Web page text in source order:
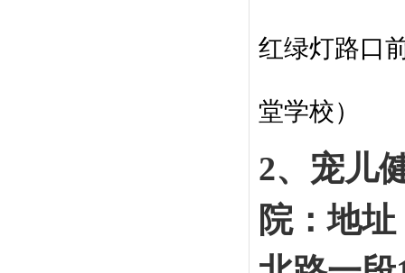
红绿灯路口
堂学校）
2、宠儿
院：地